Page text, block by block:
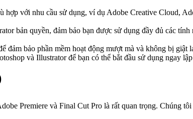
hợp với nhu cầu sử dụng, ví dụ Adobe Creative Cloud,
bản quyền, đảm bảo bạn được sử dụng đầy đủ các
đảm bảo phần mềm hoạt động mượt mà và không bị giật
và Illustrator để bạn có thể bắt đầu sử dụng ngay
Premiere và Final Cut Pro là rất quan trọng. Chúng